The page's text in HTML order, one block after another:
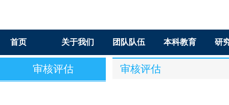
首页 关于我们 团队队伍 本科教育 研
审核评估 审核评估